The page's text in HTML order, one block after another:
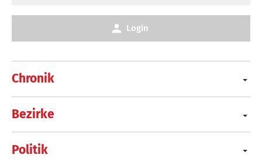
Chronik
Bezirke
Politik
Login